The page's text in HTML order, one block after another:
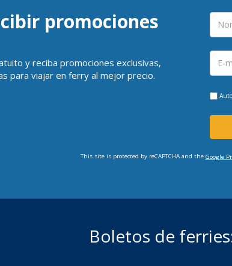
promociones
y reciba promociones exclusivas,
para viajar en ferry al mejor precio.
This site is protected by reCAPTCHA and the Google
Boletos de